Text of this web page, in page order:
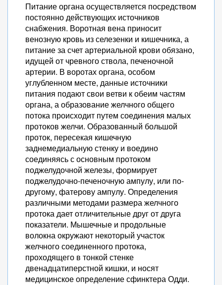
Питание органа осуществляется посредством
постоянно действующих источников
снабжения. Воротная вена приносит
венозную кровь из селезенки и кишечника, а
питание за счет артериальной крови обязано,
идущей от чревного ствола, печеночной
артерии. В воротах органа, особом
углубленном месте, данные источники
питания подают свои ветви к обеим частям
органа, а образование желчного общего
потока происходит путем соединения малых
протоков желчи. Образованный большой
проток, пересекая кишечную
заднемедиальную стенку и воедино
соединяясь с основным протоком
поджелудочной железы, формирует
поджелудочно-печеночную ампулу, или по-
другому, фатерову ампулу. Определения
различными методами размера желчного
протока дает отличительные друг от друга
показатели. Мышечные и продольные
волокна окружают некоторый участок
желчного соединенного протока,
проходящего в тонкой стенке
двенадцатиперстной кишки, и носят
медицинское определение сфинктера Одди.